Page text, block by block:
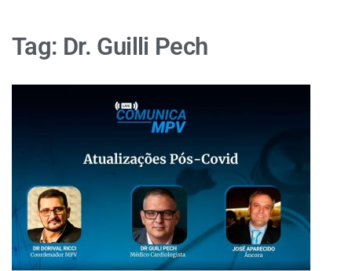
Tag: Dr. Guilli Pech